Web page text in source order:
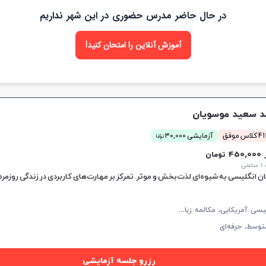
در حال حاضر مدرس حضوری در این شهر نداریم
آموزش آنلاین را امتحان کنید!
سعید موسویان
موفق آزمایشی 30,000 توما
ن
انگلیسی به شیوه‌ای لذت‌بخش و موثر. تمرکز بر مهارت‌های کاربردی در زندگی
ز
بان انگلیسی آمریکایی، مکالمه زبان انگلیسی، زبان انگلیسی عمومی، گرامر زبان انگلیسی
حرفه‌ای
رزرو جلسه آزمایشی